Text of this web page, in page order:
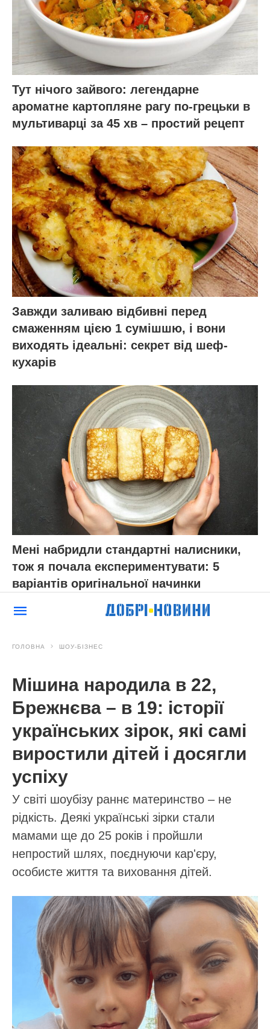
Тут нічого зайвого: легендарне
ароматне картопляне рагу по-грецьки в
мультиварці за 45 хв – простий рецепт
Завжди заливаю відбивні перед
смаженням цією 1 сумішшю, і вони
виходять ідеальні: секрет від шеф-
кухарів
Мені набридли стандартні налисники,
тож я почала експериментувати: 5
варіантів оригінальної начинки